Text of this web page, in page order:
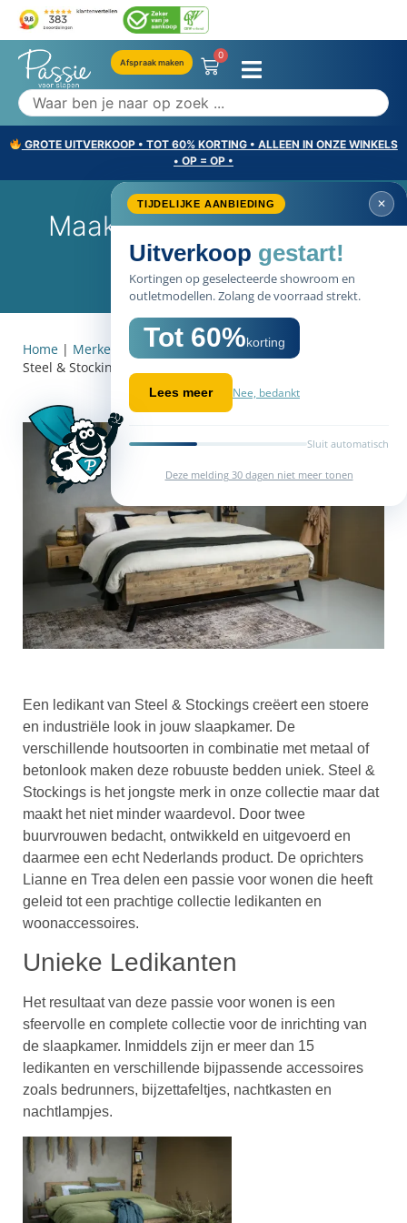
Afspraak maken
0
GROTE UITVERKOOP • TOT 60% KORTING • ALLEEN IN ONZE WINKELS
• OP = OP •
TIJDELIJKE AANBIEDING ✕
Uitverkoop gestart!
Kortingen op geselecteerde showroom en
outletmodellen. Zolang de voorraad strekt.
Tot 60%korting
Lees meer Nee, bedankt
Sluit automatisch
Deze melding 30 dagen niet meer tonen
Maak Kennis Met Steel &
Stockings
Home | Merken | Steel & Stockings|Maak kennis met
Steel & Stockings
Een ledikant van Steel & Stockings creëert een stoere
en industriële look in jouw slaapkamer. De
verschillende houtsoorten in combinatie met metaal of
betonlook maken deze robuuste bedden uniek. Steel &
Stockings is het jongste merk in onze collectie maar dat
maakt het niet minder waardevol. Door twee
buurvrouwen bedacht, ontwikkeld en uitgevoerd en
daarmee een echt Nederlands product. De oprichters
Lianne en Trea delen een passie voor wonen die heeft
geleid tot een prachtige collectie ledikanten en
woonaccessoires.
Unieke Ledikanten
Het resultaat van deze passie voor wonen is een
sfeervolle en complete collectie voor de inrichting van
de slaapkamer. Inmiddels zijn er meer dan 15
ledikanten en verschillende bijpassende accessoires
zoals bedrunners, bijzettafeltjes, nachtkasten en
nachtlampjes.